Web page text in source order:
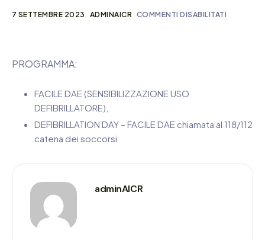
7 SETTEMBRE 2023 ADMINAICR COMMENTI DISABILITATI
PROGRAMMA:
FACILE DAE (SENSIBILIZZAZIONE USO
DEFIBRILLATORE),
DEFIBRILLATION DAY – FACILE DAE chiamata al 118/112
catena dei soccorsi
adminAICR